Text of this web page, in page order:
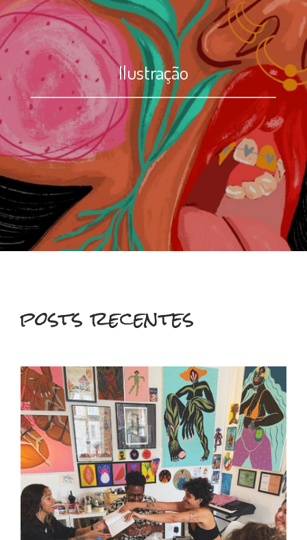
Ilustração
posts recentes